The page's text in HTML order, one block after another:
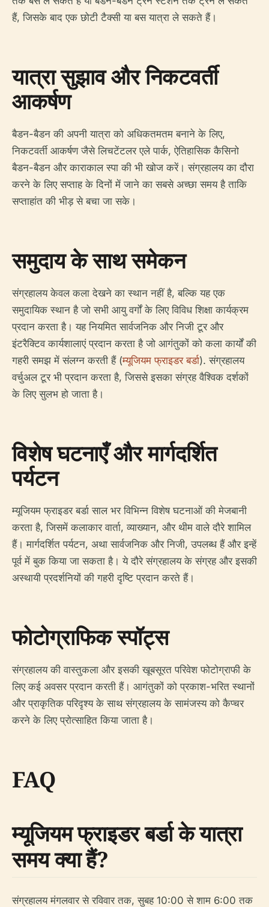
हैं, जिसके बाद एक छोटी टैक्सी या बस यात्रा ले सकते हैं।
यात्रा सुझाव और निकटवर्ती
आकर्षण
बैडन-बैडन की अपनी यात्रा को अधिकतमतम बनाने के लिए,
निकटवर्ती आकर्षण जैसे लिचटेंटलर एले पार्क, ऐतिहासिक कैसिनो
बैडन-बैडन और काराकाल स्पा की भी खोज करें। संग्रहालय का दौरा
करने के लिए सप्ताह के दिनों में जाने का सबसे अच्छा समय है ताकि
सप्ताहांत की भीड़ से बचा जा सके।
समुदाय के साथ समेकन
संग्रहालय केवल कला देखने का स्थान नहीं है, बल्कि यह एक
समुदायिक स्थान है जो सभी आयु वर्गों के लिए विविध शिक्षा कार्यक्रम
प्रदान करता है। यह नियमित सार्वजनिक और निजी टूर और
इंटरैक्टिव कार्यशालाएं प्रदान करता है जो आगंतुकों को कला कार्यों की
गहरी समझ में संलग्न करती हैं (म्यूजियम फ्राइडर बर्डा). संग्रहालय
वर्चुअल टूर भी प्रदान करता है, जिससे इसका संग्रह वैश्विक दर्शकों
के लिए सुलभ हो जाता है।
विशेष घटनाएँ और मार्गदर्शित
पर्यटन
म्यूजियम फ्राइडर बर्डा साल भर विभिन्न विशेष घटनाओं की मेजबानी
करता है, जिसमें कलाकार वार्ता, व्याख्यान, और थीम वाले दौरे शामिल
हैं। मार्गदर्शित पर्यटन, अथा सार्वजनिक और निजी, उपलब्ध हैं और इन्हें
पूर्व में बुक किया जा सकता है। ये दौरे संग्रहालय के संग्रह और इसकी
अस्थायी प्रदर्शनियों की गहरी दृष्टि प्रदान करते हैं।
फोटोग्राफिक स्पॉट्स
संग्रहालय की वास्तुकला और इसकी खूबसूरत परिवेश फोटोग्राफी के
लिए कई अवसर प्रदान करती हैं। आगंतुकों को प्रकाश-भरित स्थानों
और प्राकृतिक परिदृश्य के साथ संग्रहालय के सामंजस्य को कैप्चर
करने के लिए प्रोत्साहित किया जाता है।
FAQ
म्यूजियम फ्राइडर बर्डा के यात्रा
समय क्या हैं?
संग्रहालय मंगलवार से रविवार तक, सुबह 10:00 से शाम 6:00 तक